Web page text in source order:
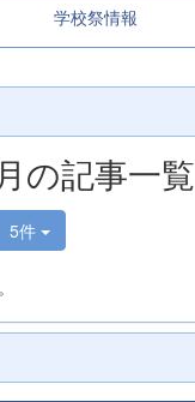
学校祭情報
の記事一覧
5件